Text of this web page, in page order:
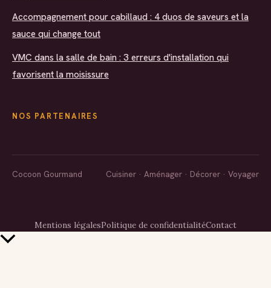
Accompagnement pour cabillaud : 4 duos de saveurs et la
sauce qui change tout
VMC dans la salle de bain : 3 erreurs d'installation qui
favorisent la moisissure
NOS PARTENAIRES
Cocoon Gourmand Cuisiner · Aménager · Décorer · Voyager
Mentions légalesPolitique de confidentialitéContact